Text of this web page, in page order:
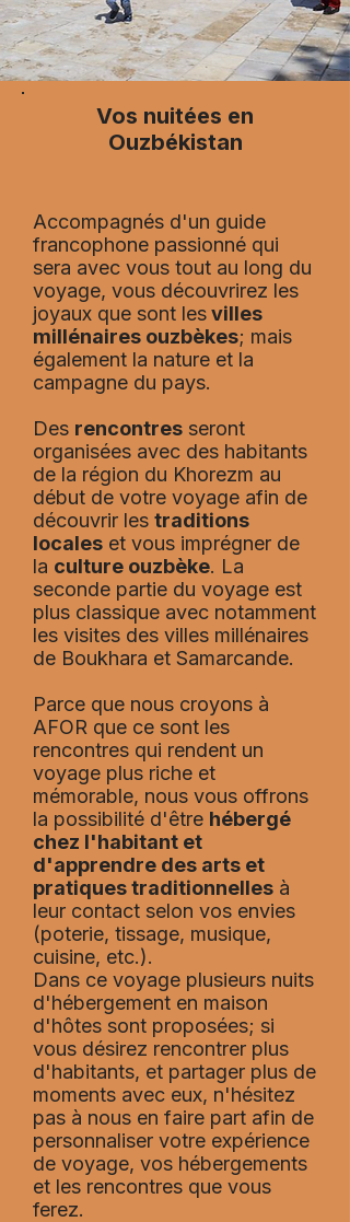
Vos nuitées en
Ouzbékistan
Accompagnés d'un guide
francophone passionné qui
sera avec vous tout au long du
voyage, vous découvrirez les
joyaux que sont lesvilles
millénaires ouzbèkes; mais
également la nature et la
campagne du pays.
Des rencontres seront
organisées avec des habitants
de la région du Khorezm au
début de votre voyage afin de
découvrir les traditions
locales et vous imprégner de
la culture ouzbèke. La
seconde partie du voyage est
plus classique avec notamment
les visites des villes millénaires
de Boukhara et Samarcande.
Parce que nous croyons à
AFOR que ce sont les
rencontres qui rendent un
voyage plus riche et
mémorable, nous vous offrons
la possibilité d'être hébergé
chez l'habitant et
d'apprendre des arts et
pratiques traditionnelles à
leur contact selon vos envies
(poterie, tissage, musique,
cuisine, etc.).
Dans ce voyage plusieurs nuits
d'hébergement en maison
d'hôtes sont proposées; si
vous désirez rencontrer plus
d'habitants, et partager plus de
moments avec eux, n'hésitez
pas à nous en faire part afin de
personnaliser votre expérience
de voyage, vos hébergements
et les rencontres que vous
ferez.